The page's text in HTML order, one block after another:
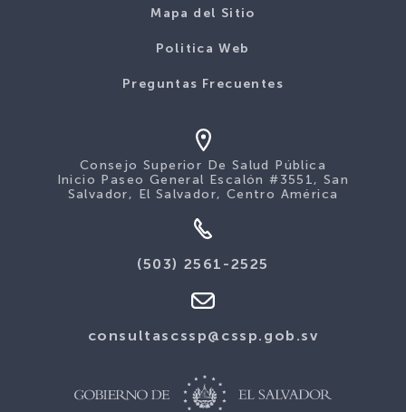
Mapa del Sitio
Politica Web
Preguntas Frecuentes
Consejo Superior De Salud Pública
Inicio Paseo General Escalón #3551, San
Salvador, El Salvador, Centro América
(503) 2561-2525
consultascssp@cssp.gob.sv